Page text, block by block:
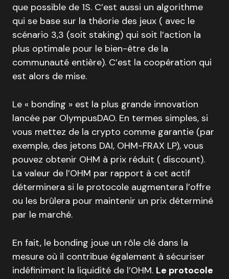
que possible de 1S. C’est aussi un algorithme
qui se base sur la théorie des jeux ( avec le
scénario 3,3 (soit staking) qui soit l’action la
plus optimale pour le bien-être de la
communauté entière). C’est la coopération qui
est alors de mise.
Le « bonding » est la plus grande innovation
lancée par OlympusDAO. En termes simples, si
vous mettez de la crypto comme garantie (par
exemple, des jetons DAI, OHM-FRAX LP), vous
pouvez obtenir OHM à prix réduit ( discount).
La valeur de l’OHM par rapport à cet actif
déterminera si le protocole augmentera l’offre
ou les brûlera pour maintenir un prix déterminé
par le marché.
En fait, le bonding joue un rôle clé dans la
mesure où il contribue également à sécuriser
indéfiniment la liquidité de l’OHM. Le protocole